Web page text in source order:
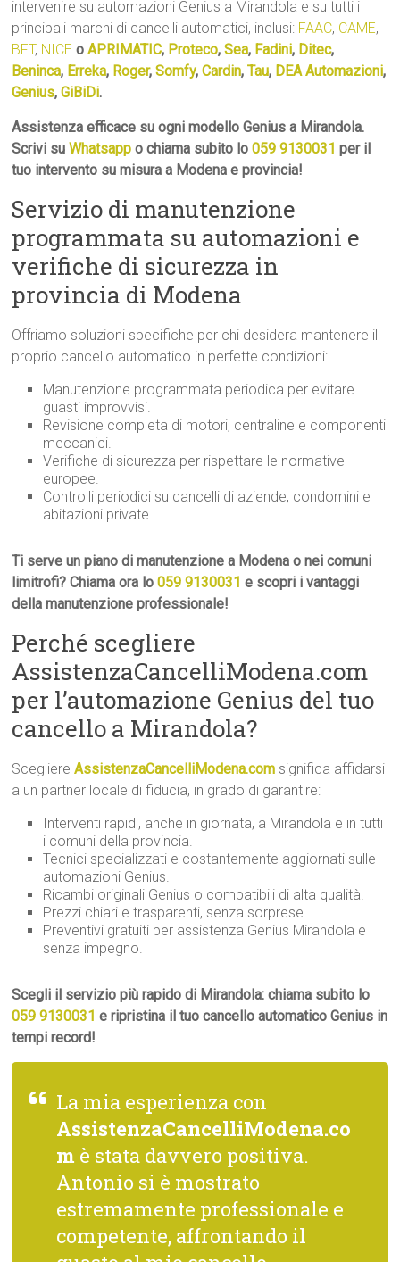
intervenire su automazioni Genius a Mirandola e su tutti i
principali marchi di cancelli automatici, inclusi: FAAC, CAME,
BFT, NICE oAPRIMATIC, Proteco,Sea, Fadini, Ditec,
Beninca, Erreka, Roger,Somfy,Cardin,Tau, DEA Automazioni,
Genius,GiBiDi.
Assistenza efficace su ogni modello Genius a Mirandola.
Scrivi suWhatsapp o chiama subito lo059 9130031 per il
tuo intervento su misura a Modena e provincia!
Servizio di manutenzione
programmata su automazioni e
verifiche di sicurezza in
provincia di Modena
Offriamo soluzioni specifiche per chi desidera mantenere il
proprio cancello automatico in perfette condizioni:
Manutenzione programmata periodica per evitare
guasti improvvisi.
Revisione completa di motori, centraline e componenti
meccanici.
Verifiche di sicurezza per rispettare le normative
europee.
Controlli periodici su cancelli di aziende, condomini e
abitazioni private.
Ti serve un piano di manutenzione a Modena o nei comuni
limitrofi? Chiama ora lo059 9130031 e scopri i vantaggi
della manutenzione professionale!
Perché scegliere
AssistenzaCancelliModena.com
per l’automazione Genius del tuo
cancello a Mirandola?
ScegliereAssistenzaCancelliModena.com significa affidarsi
a un partner locale di fiducia, in grado di garantire:
Interventi rapidi, anche in giornata, a Mirandola e in tutti
i comuni della provincia.
Tecnici specializzati e costantemente aggiornati sulle
automazioni Genius.
Ricambi originali Genius o compatibili di alta qualità.
Prezzi chiari e trasparenti, senza sorprese.
Preventivi gratuiti per assistenza Genius Mirandola e
senza impegno.
Scegli il servizio più rapido di Mirandola: chiama subito lo
059 9130031 e ripristina il tuo cancello automatico Genius in
tempi record!
La mia esperienza con
AssistenzaCancelliModena.co
m è stata davvero positiva.
Antonio si è mostrato
estremamente professionale e
competente, affrontando il